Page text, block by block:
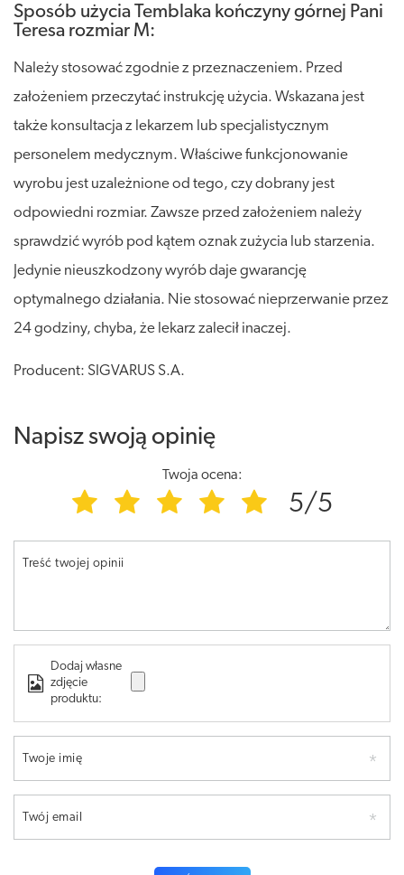
Sposób użycia Temblaka kończyny górnej Pani
Teresa rozmiar M:
Należy stosować zgodnie z przeznaczeniem. Przed
założeniem przeczytać instrukcję użycia. Wskazana jest
także konsultacja z lekarzem lub specjalistycznym
personelem medycznym. Właściwe funkcjonowanie
wyrobu jest uzależnione od tego, czy dobrany jest
odpowiedni rozmiar. Zawsze przed założeniem należy
sprawdzić wyrób pod kątem oznak zużycia lub starzenia.
Jedynie nieuszkodzony wyrób daje gwarancję
optymalnego działania. Nie stosować nieprzerwanie przez
24 godziny, chyba, że lekarz zalecił inaczej.
Producent: SIGVARUS S.A.
Napisz swoją opinię
Twoja ocena:
5/5
Treść twojej opinii
Dodaj własne
zdjęcie
produktu:
Twoje imię
Twój email